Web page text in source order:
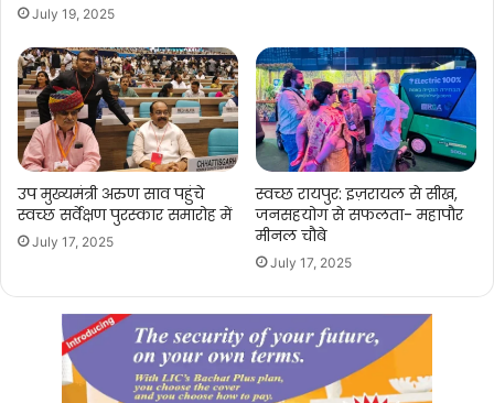
July 19, 2025
उप मुख्यमंत्री अरुण साव पहुंचे
स्वच्छ सर्वेक्षण पुरस्कार समारोह में
July 17, 2025
स्वच्छ रायपुर: इज़रायल से सीख,
जनसहयोग से सफलता- महापौर
मीनल चौबे
July 17, 2025